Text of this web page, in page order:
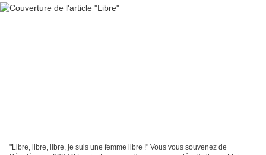
"Libre, libre, libre, je suis une femme libre !" Vous vous souvenez de